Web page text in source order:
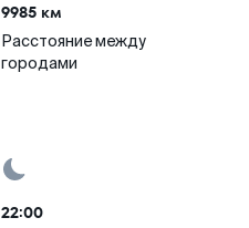
9985 км
Расстояние между
городами
22:00